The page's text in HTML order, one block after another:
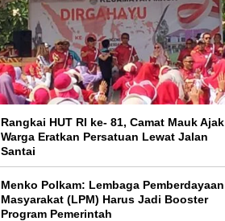
Rangkai HUT RI ke- 81, Camat Mauk Ajak
Warga Eratkan Persatuan Lewat Jalan
Santai
Menko Polkam: Lembaga Pemberdayaan
Masyarakat (LPM) Harus Jadi Booster
Program Pemerintah